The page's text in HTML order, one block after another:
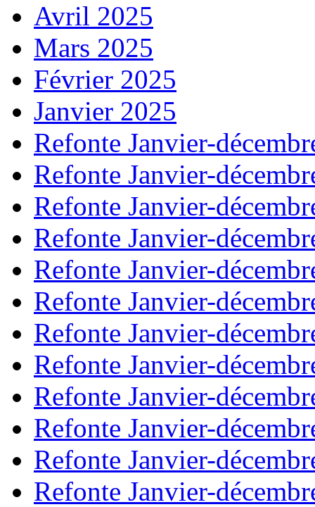
Avril 2025
Mars 2025
Février 2025
Janvier 2025
Refonte Janvier-
Refonte Janvier-
Refonte Janvier-
Refonte Janvier-
Refonte Janvier-
Refonte Janvier-
Refonte Janvier-
Refonte Janvier-
Refonte Janvier-
Refonte Janvier-
Refonte Janvier-
Refonte Janvier-